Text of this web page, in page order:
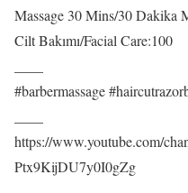
Massage 30 Mins/30 Dakika
Cilt Bakımı/Facial Care:100
#barbermassage
https://www.youtube.com/
Ptx9KijDU7y0I0gZg